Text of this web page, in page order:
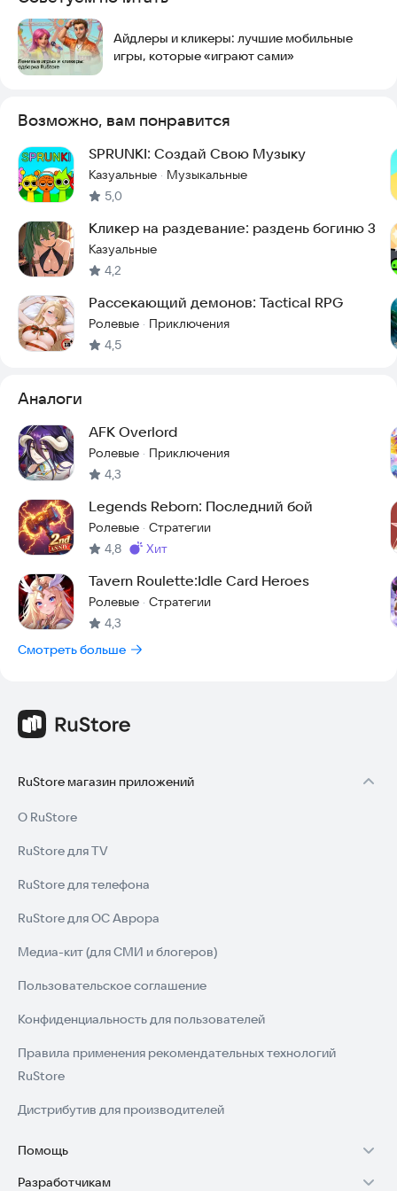
Айдлеры и кликеры: лучшие мобильные
игры, которые «играют сами»
Возможно, вам понравится
SPRUNKI: Создай Свою Музыку
Казуальные · Музыкальные
5,0
Кликер на раздевание: раздень богиню 3
Казуальные
4,2
Рассекающий демонов: Tactical RPG
Ролевые · Приключения
4,5
Аналоги
AFK Overlord
Ролевые · Приключения
4,3
Legends Reborn: Последний бой
Ролевые · Стратегии
4,8 Метка
хит
Tavern Roulette:Idle Card Heroes
Ролевые · Стратегии
4,3
Смотреть больше
RuStore магазин приложений
О RuStore
RuStore для TV
RuStore для телефона
RuStore для ОС Аврора
Медиа-кит (для СМИ и блогеров)
Пользовательское соглашение
Конфиденциальность для пользователей
Правила применения рекомендательных технологий
RuStore
Дистрибутив для производителей
Помощь
Установка RuStore на TV
Разработчикам